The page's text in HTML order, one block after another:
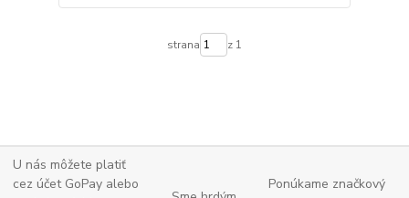
strana z 1
U nás môžete platiť
cez účet GoPay alebo
Ponúkame značkový